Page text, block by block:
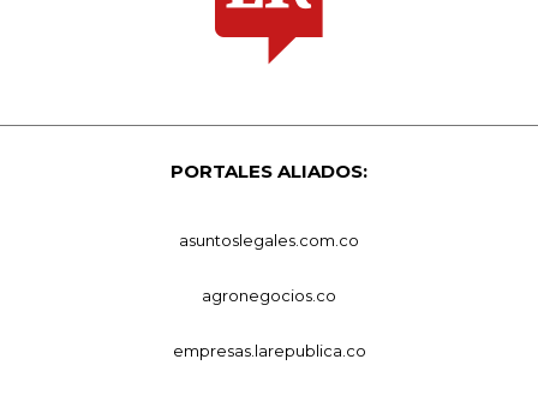
PORTALES ALIADOS:
asuntoslegales.com.co
agronegocios.co
empresas.larepublica.co